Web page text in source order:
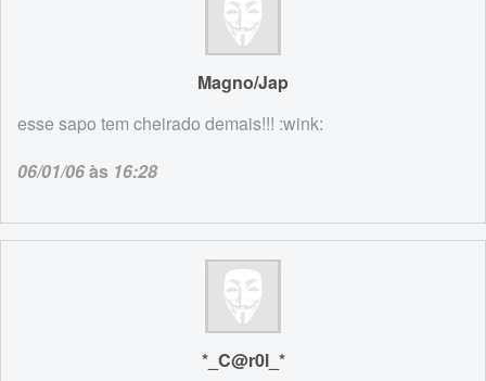
Magno/Jap
esse sapo tem cheirado demais!!! :wink:
06/01/06às 16:28
*_C@r0l_*